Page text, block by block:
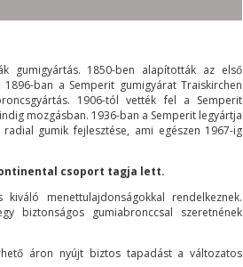
gumigyártás. 1850-ben alapították az első
ban a Semperit gumigyárat Traiskirchen
1906-tól vették fel a Semperit
mozgásban. 1936-ban a Semperit legyártja
gumik fejlesztése, ami egészen 1967-ig
csoport tagja lett.
menettulajdonságokkal rendelkeznek.
biztonságos gumiabronccsal szeretnének
áron nyújt biztos tapadást a változatos